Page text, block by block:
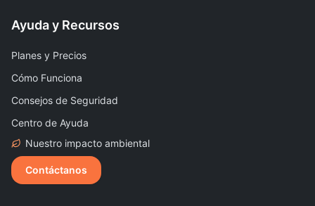
Ayuda y Recursos
Planes y Precios
Cómo Funciona
Consejos de Seguridad
Centro de Ayuda
Nuestro impacto ambiental
Contáctanos